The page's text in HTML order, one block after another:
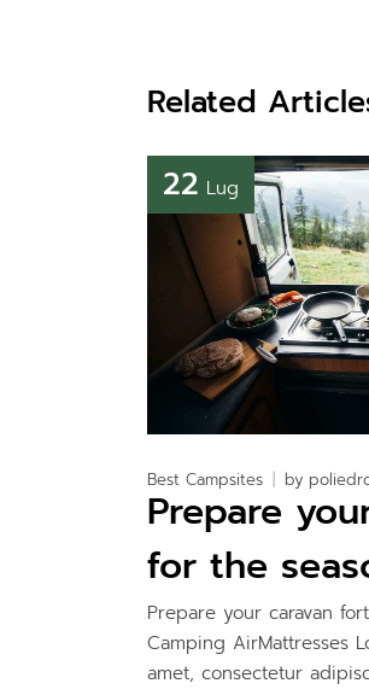
Related
22 Lug
Best Campsites by
Prepare
for the
Prepare your caravan
Camping AirMattresses
amet, consectetur